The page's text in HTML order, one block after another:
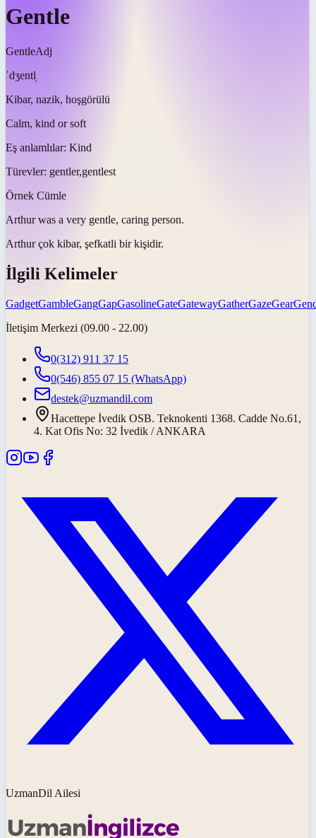
Gentle
GentleAdj
ˈdʒentl̩
Kibar, nazik, hoşgörülü
Calm, kind or soft
Eş anlamlılar: Kind
Türevler: gentler,gentlest
Örnek Cümle
Arthur was a very gentle, caring person.
Arthur çok kibar, şefkatli bir kişidir.
İlgili Kelimeler
GadgetGambleGangGapGasolineGateGatewayGatherGazeGear
İletişim Merkezi (09.00 - 22.00)
0(312) 911 37 15
0(546) 855 07 15 (WhatsApp)
destek@uzmandil.com
Hacettepe İvedik OSB. Teknokenti 1368. Cadde No.61,
4. Kat Ofis No: 32 İvedik / ANKARA
UzmanDil Ailesi